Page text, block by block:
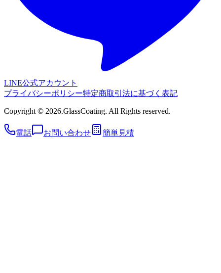
LINE公式アカウント
プライバシーポリシー特定商取引法に基づく表記
Copyright © 2026.GlassCoating. All Rights reserved.
電話 お問い合わせ 簡単見積